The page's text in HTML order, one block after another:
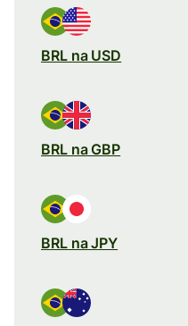
BRL na USD
BRL na GBP
BRL na JPY